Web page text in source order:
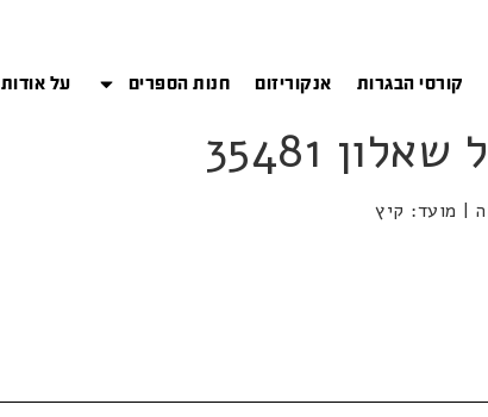
קורסי הבגרות אנקוריזום חנות הספרים על אודות